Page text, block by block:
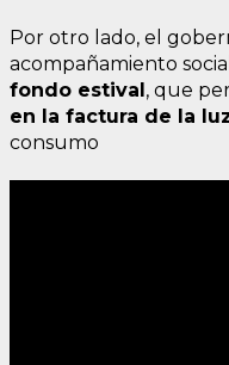
Por otro lado, el
acompañamiento
fondo estival, que
en la factura de la
consumo